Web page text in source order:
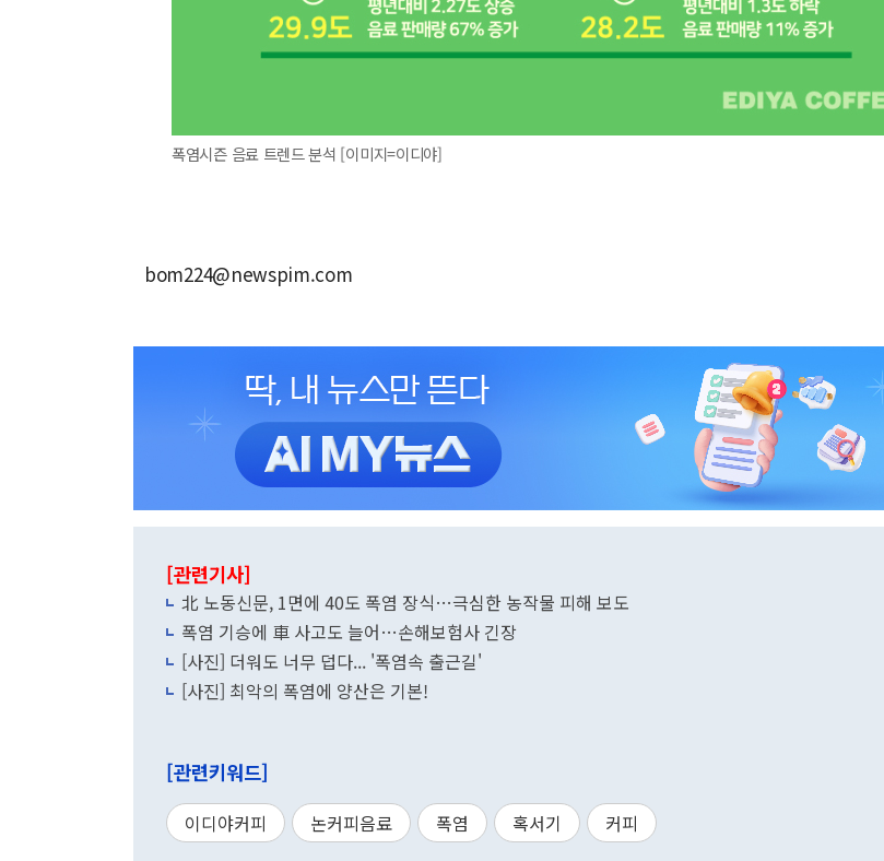
폭염시즌 음료 트렌드 분석 [이미지=이디야]
bom224@newspim.com
[관련기사]
北 노동신문, 1면에 40도 폭염 장식…극심한 농작물 피해 보도
폭염 기승에 車 사고도 늘어…손해보험사 긴장
[사진] 더워도 너무 덥다... '폭염속 출근길'
[사진] 최악의 폭염에 양산은 기본!
[관련키워드]
이디야커피 논커피음료 폭염 혹서기 커피